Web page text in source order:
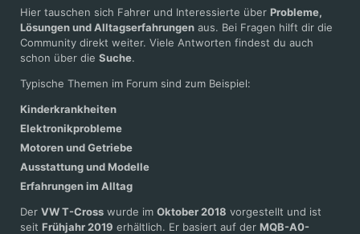
Hier tauschen sich Fahrer und Interessierte über Probleme,
Lösungen und Alltagserfahrungen aus. Bei Fragen hilft dir die
Community direkt weiter. Viele Antworten findest du auch
schon über die Suche.
Typische Themen im Forum sind zum Beispiel:
Kinderkrankheiten
Elektronikprobleme
Motoren und Getriebe
Ausstattung und Modelle
Erfahrungen im Alltag
Der VW T-Cross wurde im Oktober 2018 vorgestellt und ist
seit Frühjahr 2019 erhältlich. Er basiert auf der MQB-A0-